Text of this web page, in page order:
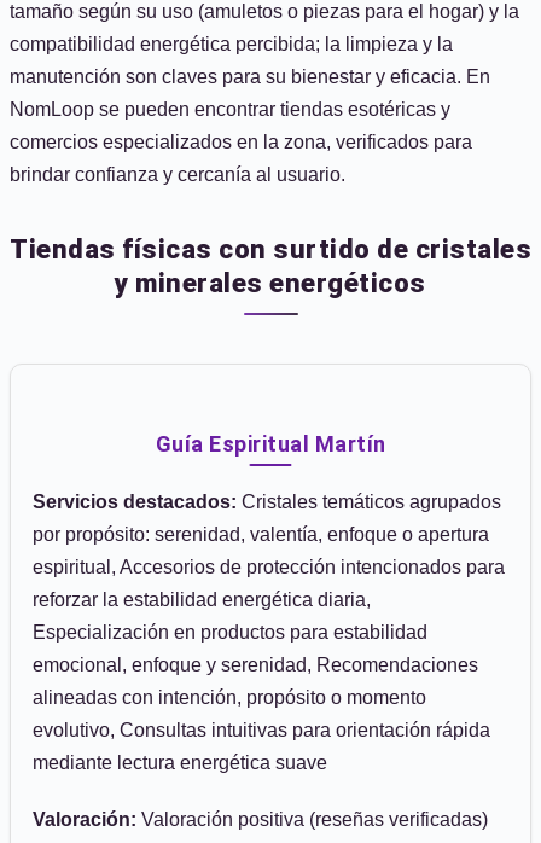
tamaño según su uso (amuletos o piezas para el hogar) y la
compatibilidad energética percibida; la limpieza y la
manutención son claves para su bienestar y eficacia. En
NomLoop se pueden encontrar tiendas esotéricas y
comercios especializados en la zona, verificados para
brindar confianza y cercanía al usuario.
Tiendas físicas con surtido de cristales
y minerales energéticos
Guía Espiritual Martín
Servicios destacados: Cristales temáticos agrupados
por propósito: serenidad, valentía, enfoque o apertura
espiritual, Accesorios de protección intencionados para
reforzar la estabilidad energética diaria,
Especialización en productos para estabilidad
emocional, enfoque y serenidad, Recomendaciones
alineadas con intención, propósito o momento
evolutivo, Consultas intuitivas para orientación rápida
mediante lectura energética suave
Valoración: Valoración positiva (reseñas verificadas)